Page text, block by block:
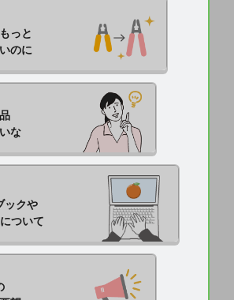
っと
のに
な
ックや
ついて